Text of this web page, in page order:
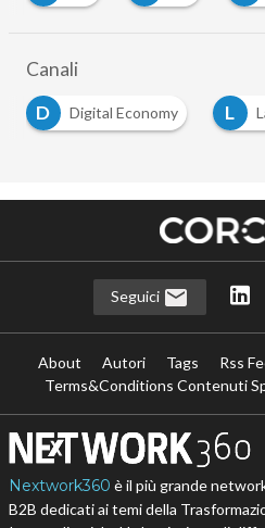
Canali
D
Digital Economy L
Seguici
About Autori Tags Rss
Terms&Conditions Contenuti
Nextwork360 è il più grande
B2B dedicati ai temi della